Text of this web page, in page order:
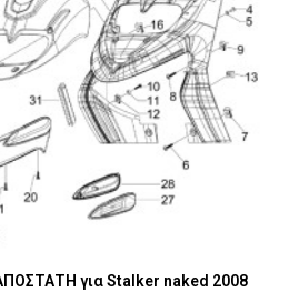
για Stalker naked 2008